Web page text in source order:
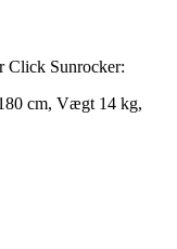
Click Sunrocker:
cm, Vægt 14 kg,